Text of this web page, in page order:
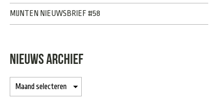
MIJNTEN NIEUWSBRIEF #58
NIEUWS ARCHIEF